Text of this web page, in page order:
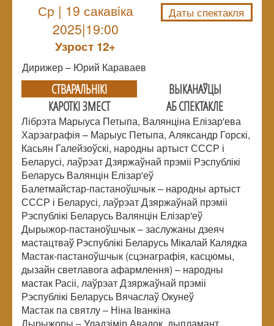
Ср | 19 сакавiка
2025|19:00
Узрoст 12+
Дирижер – Юрий Караваев
Даты спектакля
СТВАРАЛЬНIКI
ВЫКАНАЎЦЫ
КАРОТКІ ЗМЕСТ
АБ СПЕКТАКЛЕ
Лібрэта Марыуса Петыпа, Валянціна Елізар'ева
Харэаграфія – Марыус Петыпа, Аляксандр Горскі,
Касьян Галейзоўскі, народны артыст СССР і
Беларусі, лаўрэат Дзяржаўнай прэміі Рэспублікі
Беларусь Валянцін Елізар'еў
Балетмайстар-пастаноўшчык – народны артыст
СССР і Беларусі, лаўрэат Дзяржаўнай прэміі
Рэспублікі Беларусь Валянцін Елізар'еў
Дырыжор-пастаноўшчык – заслужаны дзеяч
мастацтваў Рэспублікі Беларусь Мікалай Калядка
Мастак-пастаноўшчык (сцэнаграфія, касцюмы,
дызайн светлавога афармлення) – народны
мастак Расіі, лаўрэат Дзяржаўнай прэміі
Рэспублікі Беларусь Вячаслаў Окунеў
Мастак па святлу – Ніна Іванкіна